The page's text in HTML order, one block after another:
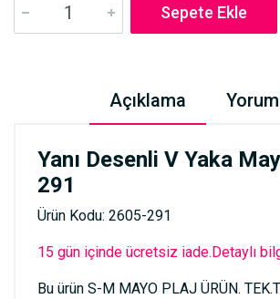
Sepete Ekle
Açıklama
Yanı Desenli V Yaka
291
Ürün Kodu: 2605-291
15 gün içinde ücretsiz iade.Detaylı
Bu ürün S-M MAYO PLAJ ÜRÜN.